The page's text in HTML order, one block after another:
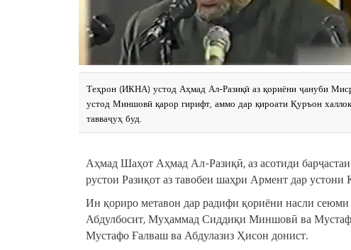
Теҳрон (ИКНА) устод Аҳмад Ал-Разиқӣ аз қориёни ҷануби
устод Миншовӣ қарор гирифт, аммо дар қироати Қуръон
тавваҷуҳ буд.
Аҳмад Шаҳот Аҳмад Ал-Разиқӣ, аз асотиди
рустои Разиқот аз тавобеи шаҳри Армент дар
Ин қориро метавон дар радифи қориёни насли
Абдулбосит, Муҳаммад Сиддиқи Миншовӣ ва
Мустафо Ғалваш ва Абдулазиз Ҳисон донист.